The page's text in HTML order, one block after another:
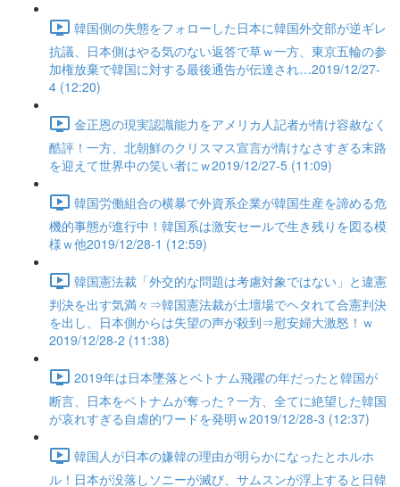
韓国側の失態をフォローした日本に韓国外交部が逆ギレ
抗議、日本側はやる気のない返答で草ｗ一方、東京五輪の参
加権放棄で韓国に対する最後通告が伝達され…2019/12/27-
4 (12:20)
金正恩の現実認識能力をアメリカ人記者が情け容赦なく
酷評！一方、北朝鮮のクリスマス宣言が情けなさすぎる末路
を迎えて世界中の笑い者にｗ2019/12/27-5 (11:09)
韓国労働組合の横暴で外資系企業が韓国生産を諦める危
機的事態が進行中！韓国系は激安セールで生き残りを図る模
様ｗ他2019/12/28-1 (12:59)
韓国憲法裁「外交的な問題は考慮対象ではない」と違憲
判決を出す気満々⇒韓国憲法裁が土壇場でヘタれて合憲判決
を出し、日本側からは失望の声が殺到⇒慰安婦大激怒！ｗ
2019/12/28-2 (11:38)
2019年は日本墜落とベトナム飛躍の年だったと韓国が
断言、日本をベトナムが奪った？一方、全てに絶望した韓国
が哀れすぎる自虐的ワードを発明ｗ2019/12/28-3 (12:37)
韓国人が日本の嫌韓の理由が明らかになったとホルホ
ル！日本が没落しソニーが滅び、サムスンが浮上すると日韓